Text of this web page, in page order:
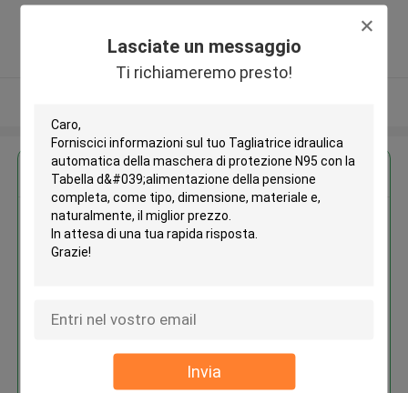
Lasciate un messaggio
Ti richiameremo presto!
Invia
Fornitore verificato
Ottieni il miglior prezzo per
Tagliatrice idraulica automatica
della maschera di protezione
Continua